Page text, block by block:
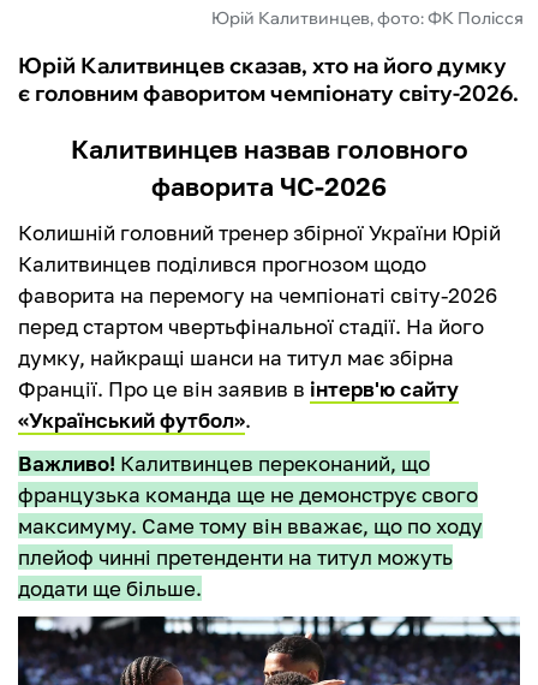
Юрій Калитвинцев, фото: ФК Полісся
Юрій Калитвинцев сказав, хто на його думку
є головним фаворитом чемпіонату світу-2026.
Калитвинцев назвав головного
фаворита ЧС-2026
Колишній головний тренер збірної України Юрій
Калитвинцев поділився прогнозом щодо
фаворита на перемогу на чемпіонаті світу-2026
перед стартом чвертьфінальної стадії. На його
думку, найкращі шанси на титул має збірна
Франції. Про це він заявив в інтерв'ю сайту
«Український футбол».
Важливо! Калитвинцев переконаний, що
французька команда ще не демонструє свого
максимуму. Саме тому він вважає, що по ходу
плейоф чинні претенденти на титул можуть
додати ще більше.